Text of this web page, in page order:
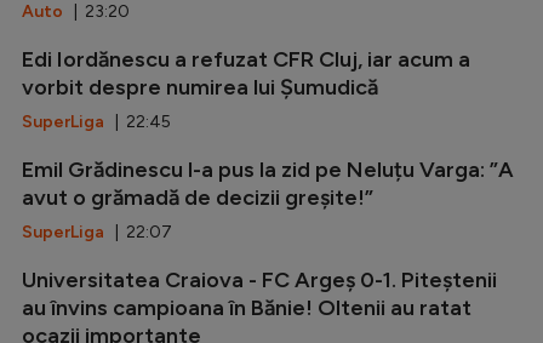
Auto | 23:20
Edi Iordănescu a refuzat CFR Cluj, iar acum a
vorbit despre numirea lui Șumudică
SuperLiga | 22:45
Emil Grădinescu l-a pus la zid pe Neluțu Varga: ”A
avut o grămadă de decizii greșite!”
SuperLiga | 22:07
Universitatea Craiova - FC Argeș 0-1. Piteștenii
au învins campioana în Bănie! Oltenii au ratat
ocazii importante